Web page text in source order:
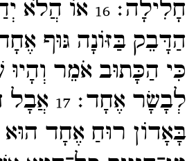
חָלִילָה׃16 אוֹ הֲלֹא
הַדָּבֵק בַּזּוֹנָה גּוּף
כִּי הַכָּתוּב אֹמֵר וְהָיוּ
לְבָשָׂר אֶחָד׃17 אֲבָל
בָּאָדוֹן רוּחַ אֶחָד